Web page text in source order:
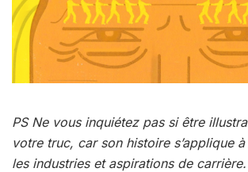
PS Ne vous inquiétez pas si être
votre truc, car son histoire s’applique
les industries et aspirations de carrière.